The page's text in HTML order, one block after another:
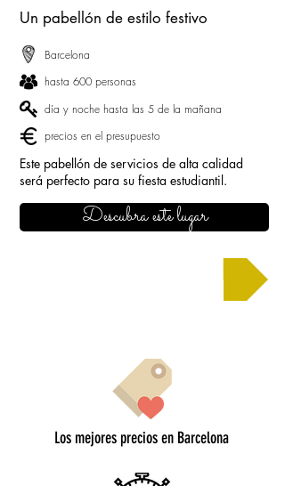
Un pabellón de estilo festivo
Barcelona
hasta 600 personas
día y noche hasta las 5 de la mañana
precios en el presupuesto
Este pabellón de servicios de alta calidad
será perfecto para su fiesta estudiantil.
Descubra este lugar
Los mejores precios en Barcelona